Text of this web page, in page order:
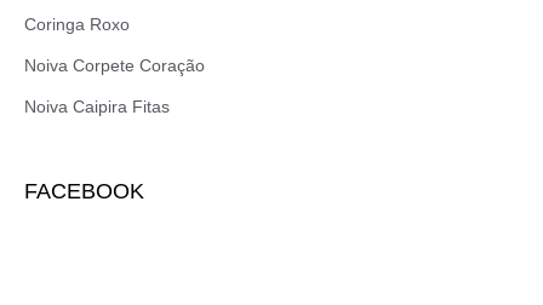
Coringa Roxo
Noiva Corpete Coração
Noiva Caipira Fitas
FACEBOOK